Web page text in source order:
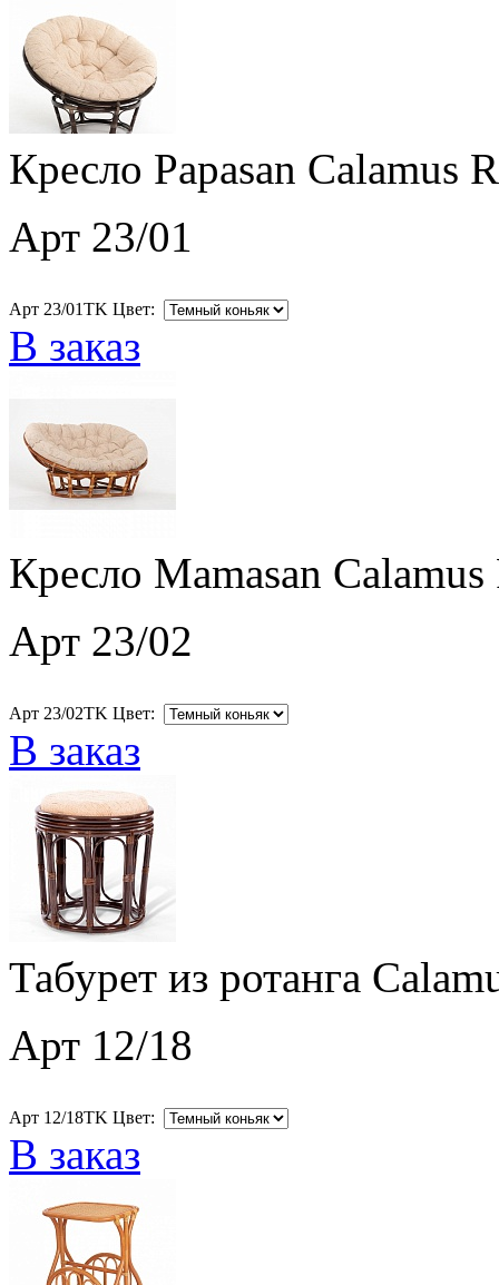
Кресло Papasan Calamus
Арт 23/01
Арт 23/01TK Цвет:
В заказ
Кресло Mamasan
Арт 23/02
Арт 23/02TK Цвет:
В заказ
Табурет из ротанга
Арт 12/18
Арт 12/18ТK Цвет:
В заказ